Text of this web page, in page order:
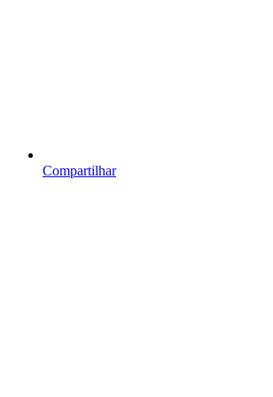
Compartilhar